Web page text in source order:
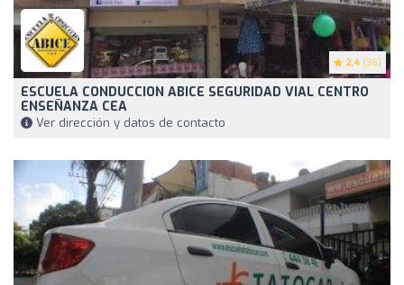
2.4 (36)
ESCUELA CONDUCCION ABICE SEGURIDAD VIAL CENTRO
ENSEÑANZA CEA
Ver dirección y datos de contacto